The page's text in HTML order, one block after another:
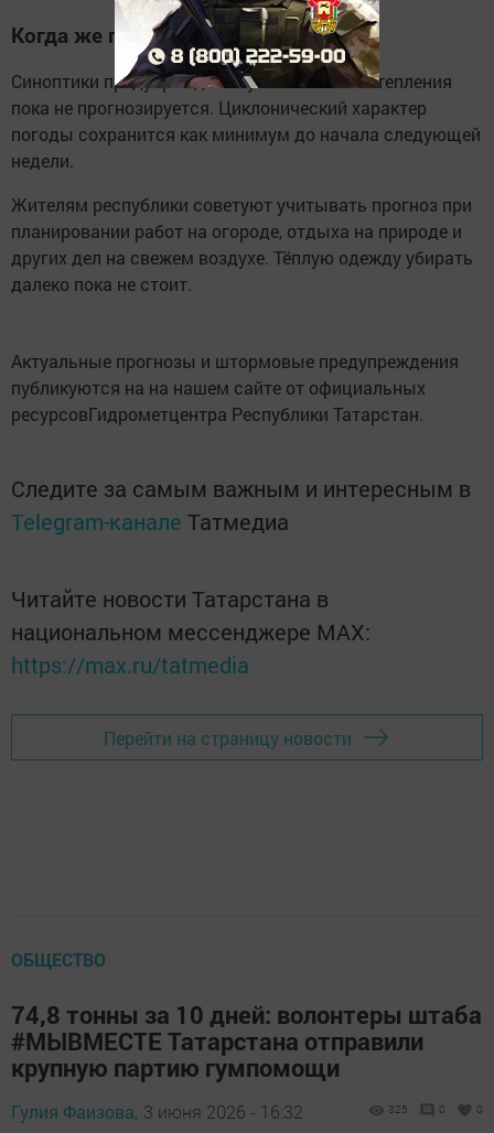
Когда же придёт тепло?
Синоптики предупреждают: устойчивого потепления
пока не прогнозируется. Циклонический характер
погоды сохранится как минимум до начала следующей
недели.
Жителям республики советуют учитывать прогноз при
планировании работ на огороде, отдыха на природе и
других дел на свежем воздухе. Тёплую одежду убирать
далеко пока не стоит.
Актуальные прогнозы и штормовые предупреждения
публикуются на на нашем сайте от официальных
ресурсовГидрометцентра Республики Татарстан.
Следите за самым важным и интересным в
Telegram-канале Татмедиа
Читайте новости Татарстана в
национальном мессенджере MАХ:
https://max.ru/tatmedia
Перейти на страницу новости
ОБЩЕСТВО
74,8 тонны за 10 дней: волонтеры штаба
#МЫВМЕСТЕ Татарстана отправили
крупную партию гумпомощи
Гулия Фаизова, 3 июня 2026 - 16:32 325 0 0